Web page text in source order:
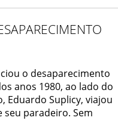
o desaparecimento
anos 1980, ao lado do
Eduardo Suplicy, viajou
paradeiro. Sem